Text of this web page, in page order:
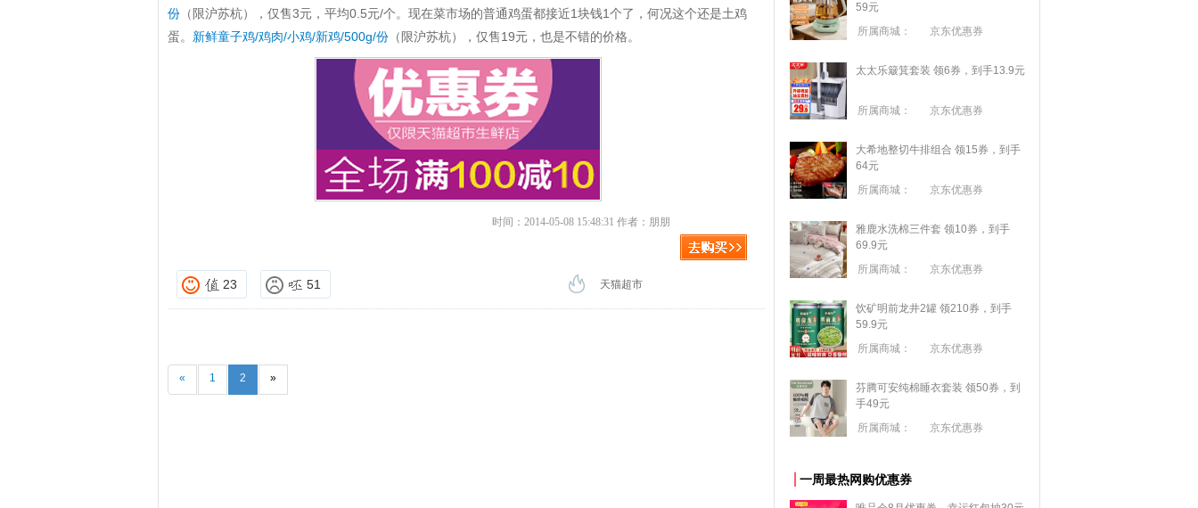
份 （限沪苏杭），仅售3元，平均0.5元/个。现在菜市场的普通鸡蛋都接近1块钱1个了，何况这个还是土鸡
蛋。 新鲜童子鸡/鸡肉/小鸡/新鸡/500g/份 （限沪苏杭），仅售19元，也是不错的价格。
时间：2014-05-08 15:48:31 作者：朋朋
23 51 天猫超市
« 1 2 »
59元
所属商城：
京东优惠券
太太乐簸箕套装 领6券，到手13.9元
所属商城： 京东优惠券
大希地整切牛排组合 领15券，到手
64元
所属商城：
京东优惠券
雅鹿水洗棉三件套 领10券，到手
69.9元
所属商城：
京东优惠券
饮矿明前龙井2罐 领210券，到手
59.9元
所属商城：
京东优惠券
芬腾可安纯棉睡衣套装 领50券，到
手49元
所属商城：
京东优惠券
一周最热网购优惠券